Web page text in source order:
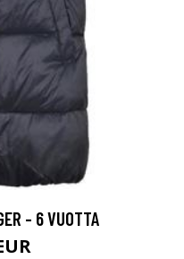
- 6 VUOTTA